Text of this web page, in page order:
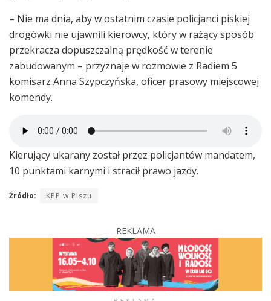
– Nie ma dnia, aby w ostatnim czasie policjanci piskiej
drogówki nie ujawnili kierowcy, który w rażący sposób
przekracza dopuszczalną prędkość w terenie
zabudowanym – przyznaje w rozmowie z Radiem 5
komisarz Anna Szypczyńska, oficer prasowy miejscowej
komendy.
Kierujący ukarany został przez policjantów mandatem,
10 punktami karnymi i stracił prawo jazdy.
Źródło: KPP w Piszu
REKLAMA